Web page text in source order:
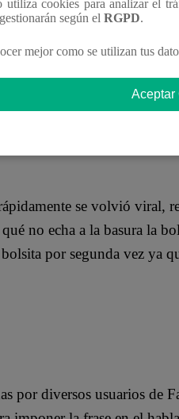
utilizó la frase, en pleno
Y ahora esta jerga
se volvió viral,
no echa a la basura la
por segunda vez ya
por diversos usuarios de
utiliza cookies para analizar el
según el RGPD.
mejor como se utilizan tus
Aceptar